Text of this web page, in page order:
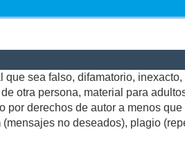
sea falso, difamatorio,
otra persona, material para
derechos de autor a menos
no deseados), plagio